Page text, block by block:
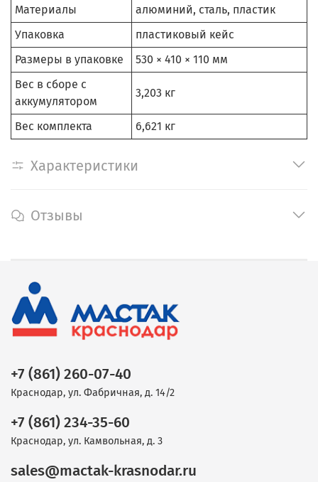
Материалы
алюминий, сталь, пластик
Упаковка
пластиковый кейс
Размеры в упаковке
530 × 410 × 110 мм
Вес в сборе с
аккумулятором
3,203 кг
Вес комплекта 6,621 кг
Характеристики
Отзывы
+7 (861) 260-07-40
Краснодар, ул. Фабричная, д. 14/2
+7 (861) 234-35-60
Краснодар, ул. Камвольная, д. 3
sales@mactak-krasnodar.ru